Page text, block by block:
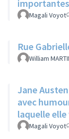
Magali Voyot
Rue
William
Jane
avec
laquelle
Magali Voyot